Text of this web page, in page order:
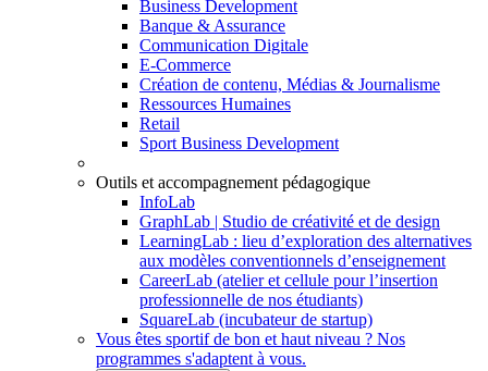
Business Development
Banque & Assurance
Communication Digitale
E-Commerce
Création de contenu, Médias & Journalisme
Ressources Humaines
Retail
Sport Business Development
Outils et accompagnement pédagogique
InfoLab
GraphLab | Studio de créativité et de design
LearningLab : lieu d’exploration des alternatives
aux modèles conventionnels d’enseignement
CareerLab (atelier et cellule pour l’insertion
professionnelle de nos étudiants)
SquareLab (incubateur de startup)
Vous êtes sportif de bon et haut niveau ? Nos
programmes s'adaptent à vous.